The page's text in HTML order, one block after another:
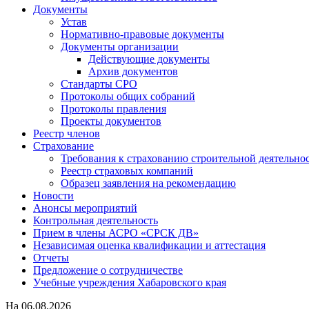
Документы
Устав
Нормативно-правовые документы
Документы организации
Действующие документы
Архив документов
Стандарты СРО
Протоколы общих собраний
Протоколы правления
Проекты документов
Реестр членов
Страхование
Требования к страхованию строительной
Реестр страховых компаний
Образец заявления на рекомендацию
Новости
Анонсы мероприятий
Контрольная деятельность
Прием в члены АСРО «СРСК ДВ»
Независимая оценка квалификации и аттестация
Отчеты
Предложение о сотрудничестве
Учебные учреждения Хабаровского края
На 06.08.2026